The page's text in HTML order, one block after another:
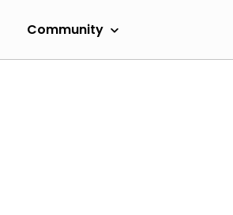
Community